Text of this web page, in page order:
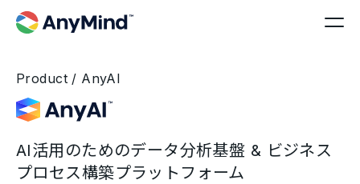
Product / AnyAI
AI活用のためのデータ分析基盤 & ビジネス
プロセス構築プラットフォーム